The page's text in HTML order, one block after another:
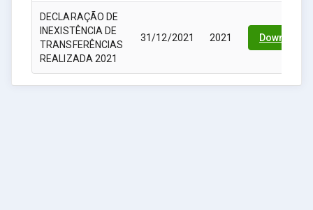
DECLARAÇÃO DE
INEXISTÊNCIA DE
TRANSFERÊNCIAS
REALIZADA 2021
31/12/2021 2021 Download